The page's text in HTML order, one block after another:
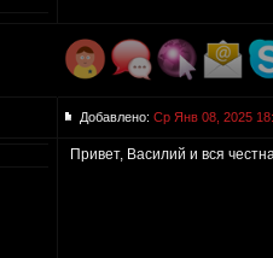
Добавлено: Ср Янв 08, 2025
Привет, Василий и вся